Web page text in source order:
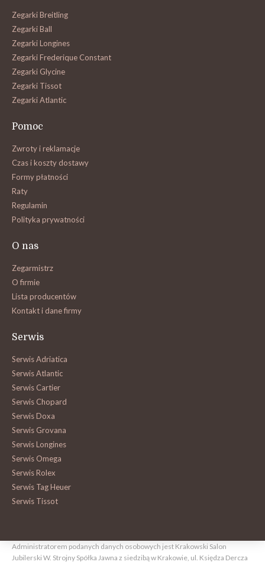
Zegarki Breitling
Zegarki Ball
Zegarki Longines
Zegarki Frederique Constant
Zegarki Glycine
Zegarki Tissot
Zegarki Atlantic
Pomoc
Zwroty i reklamacje
Czas i koszty dostawy
Formy płatności
Raty
Regulamin
Polityka prywatności
O nas
Zegarmistrz
O firmie
Lista producentów
Kontakt i dane firmy
Serwis
Serwis Adriatica
Serwis Atlantic
Serwis Cartier
Serwis Chopard
Serwis Doxa
Serwis Grovana
Serwis Longines
Serwis Omega
Serwis Rolex
Serwis Tag Heuer
Serwis Tissot
Administratorem podanych danych osobowych jest Krakowski Salon
Jubilerski W. Strojny Spółka Jawna z siedzibą w Krakowie, ul. Księdza Dercza